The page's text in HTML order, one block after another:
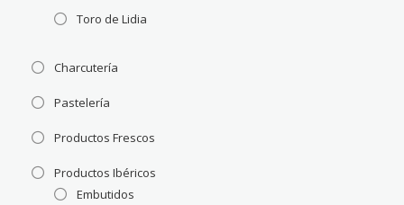
Toro de Lidia
Charcutería
Pastelería
Productos Frescos
Productos Ibéricos
Embutidos